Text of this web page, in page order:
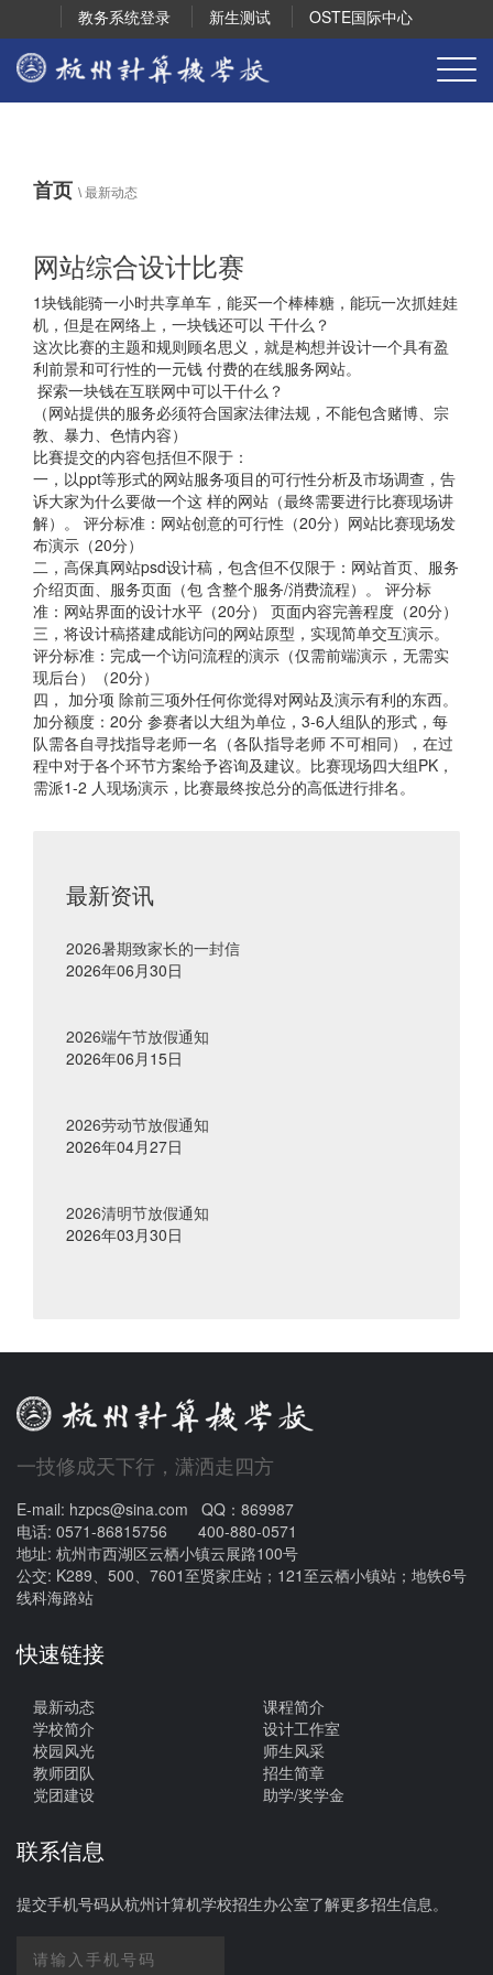
教务系统登录 新生测试 OSTE国际中心
首页 \最新动态
网站综合设计比赛
1块钱能骑⼀⼩时共享单⻋，能买⼀个棒棒糖，能玩⼀次抓娃娃
机，但是在⽹络上，⼀块钱还可以 ⼲什么？
这次⽐赛的主题和规则顾名思义，就是构想并设计⼀个具有盈
利前景和可⾏性的⼀元钱 付费的在线服务⽹站。
探索⼀块钱在互联⽹中可以⼲什么？
（⽹站提供的服务必须符合国家法律法规，不能包含赌博、宗
教、暴⼒、⾊情内容）
⽐賽提交的内容包括但不限于：
⼀，以ppt等形式的⽹站服务项⽬的可⾏性分析及市场调查，告
诉⼤家为什么要做⼀个这 样的⽹站（最终需要进⾏⽐赛现场讲
解）。 评分标准：⽹站创意的可⾏性（20分）⽹站⽐赛现场发
布演示（20分）
⼆，⾼保真⽹站psd设计稿，包含但不仅限于：⽹站⾸⻚、服务
介绍⻚⾯、服务⻚⾯（包 含整个服务/消费流程）。 评分标
准：⽹站界⾯的设计⽔平（20分） ⻚⾯内容完善程度（20分）
三，将设计稿搭建成能访问的⽹站原型，实现简单交互演示。
评分标准：完成⼀个访问流程的演示（仅需前端演示，⽆需实
现后台）（20分）
四， 加分项 除前三项外任何你觉得对⽹站及演示有利的东⻄。
加分额度：20分 参赛者以⼤组为单位，3-6⼈组队的形式，每
队需各⾃寻找指导⽼师⼀名（各队指导⽼师 不可相同），在过
程中对于各个环节⽅案给予咨询及建议。⽐赛现场四⼤组PK，
需派1-2 ⼈现场演示，⽐赛最终按总分的⾼低进⾏排名。
最新资讯
2026暑期致家长的一封信
2026年06月30日
2026端午节放假通知
2026年06月15日
2026劳动节放假通知
2026年04月27日
2026清明节放假通知
2026年03月30日
一技修成天下行，潇洒走四方
E-mail: hzpcs@sina.com QQ：869987
电话: 0571-86815756 400-880-0571
地址: 杭州市西湖区云栖小镇云展路100号
公交: K289、500、7601至贤家庄站；121至云栖小镇站；地铁6号
线科海路站
快速链接
最新动态
学校简介
校园风光
教师团队
党团建设
课程简介
设计工作室
师生风采
招生简章
助学/奖学金
联系信息
提交手机号码从杭州计算机学校招生办公室了解更多招生信息。